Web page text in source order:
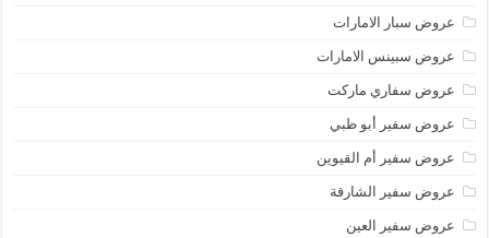
عروض سبار الامارات
عروض سبينس الامارات
عروض سفاري ماركت
عروض سفير أبو ظبي
عروض سفير أم القيوين
عروض سفير الشارقة
عروض سفير العين